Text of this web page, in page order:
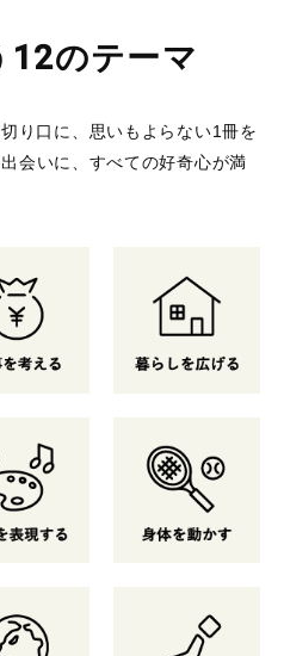
12のテーマ
り口に、思いもよらない1冊を
会いに、すべての好奇心が満